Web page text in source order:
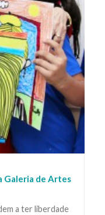
Galeria de Artes
a ter liberdade